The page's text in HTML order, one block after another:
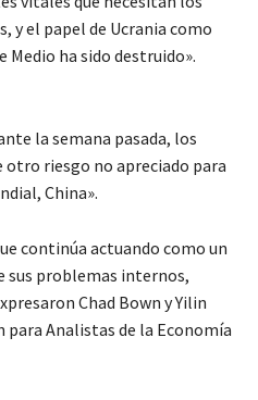
y el papel de Ucrania como
ha sido destruido».
la semana pasada, los
riesgo no apreciado para
China».
continúa actuando como un
sus problemas internos,
Chad Bown y Yilin
Analistas de la Economía